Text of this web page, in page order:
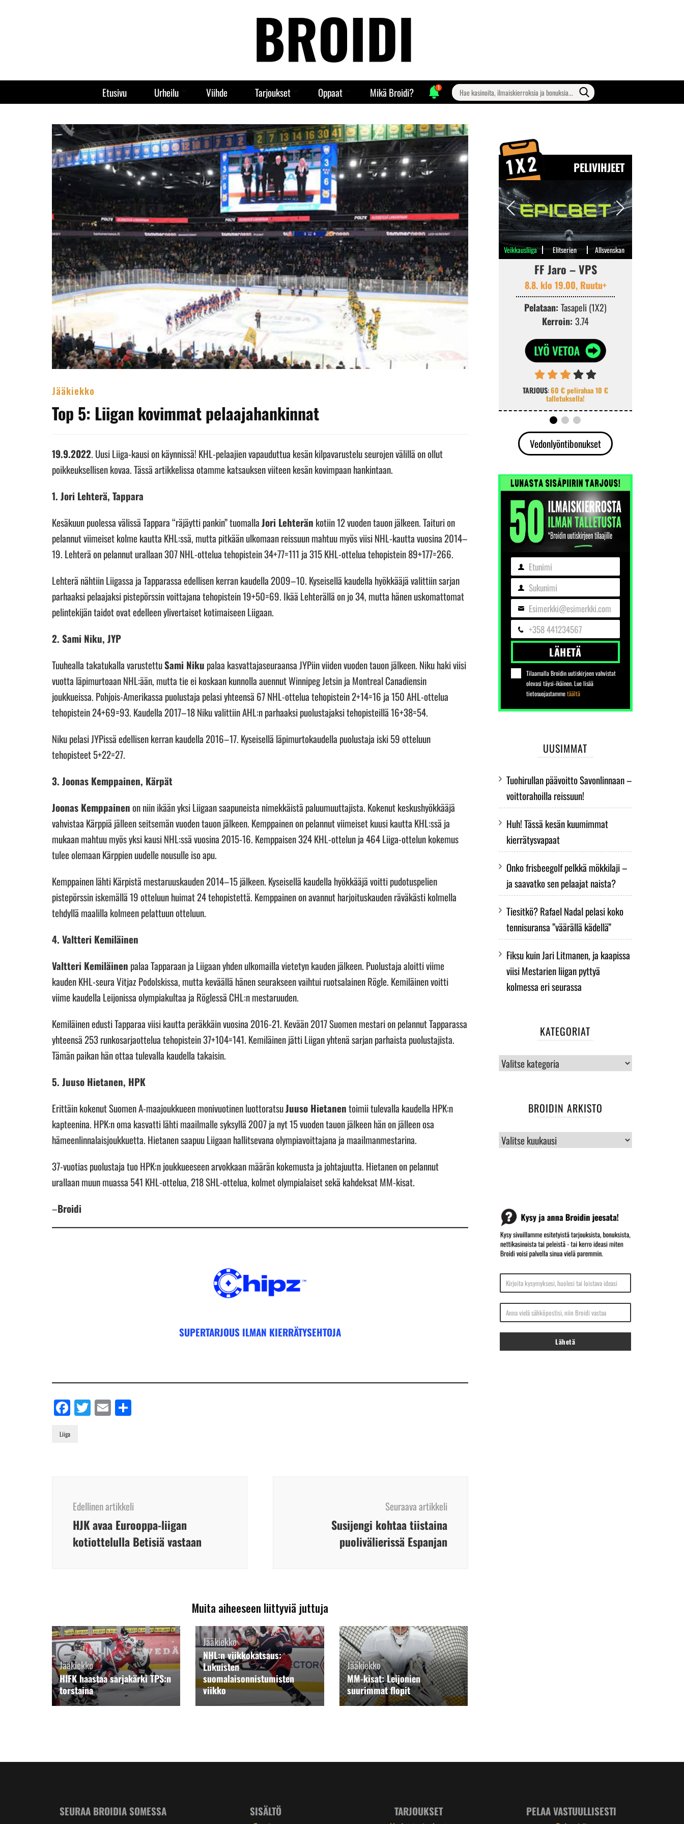
Etusivu Urheilu Viihde Tarjoukset Oppaat Mikä Broidi? 1
Search
for:
Jääkiekko
Top 5: Liigan kovimmat pelaajahankinnat
19.9.2022. Uusi Liiga-kausi on käynnissä! KHL-pelaajien vapauduttua kesän kilpavarustelu seurojen välillä on ollut
poikkeuksellisen kovaa. Tässä artikkelissa otamme katsauksen viiteen kesän kovimpaan hankintaan.
1. Jori Lehterä, Tappara
Kesäkuun puolessa välissä Tappara “räjäytti pankin” tuomallaJori Lehterän kotiin 12 vuoden tauon jälkeen. Taituri on
pelannut viimeiset kolme kautta KHL:ssä, mutta pitkään ulkomaan reissuun mahtuu myös viisi NHL-kautta vuosina 2014–
19. Lehterä on pelannut urallaan 307 NHL-ottelua tehopistein 34+77=111 ja 315 KHL-ottelua tehopistein 89+177=266.
Lehterä nähtiin Liigassa ja Tapparassa edellisen kerran kaudella 2009–10. Kyseisellä kaudella hyökkääjä valittiin sarjan
parhaaksi pelaajaksi pistepörssin voittajana tehopistein 19+50=69. Ikää Lehterällä on jo 34, mutta hänen uskomattomat
pelintekijän taidot ovat edelleen ylivertaiset kotimaiseen Liigaan.
2. Sami Niku, JYP
Tuuhealla takatukalla varustettuSami Niku palaa kasvattajaseuraansa JYPiin viiden vuoden tauon jälkeen. Niku haki viisi
vuotta läpimurtoaan NHL:ään, mutta tie ei koskaan kunnolla auennut Winnipeg Jetsin ja Montreal Canadiensin
joukkueissa. Pohjois-Amerikassa puolustaja pelasi yhteensä 67 NHL-ottelua tehopistein 2+14=16 ja 150 AHL-ottelua
tehopistein 24+69=93. Kaudella 2017–18 Niku valittiin AHL:n parhaaksi puolustajaksi tehopisteillä 16+38=54.
Niku pelasi JYPissä edellisen kerran kaudella 2016–17. Kyseisellä läpimurtokaudella puolustaja iski 59 otteluun
tehopisteet 5+22=27.
3. Joonas Kemppainen, Kärpät
Joonas Kemppainenon niin ikään yksi Liigaan saapuneista nimekkäistä paluumuuttajista. Kokenut keskushyökkääjä
vahvistaa Kärppiä jälleen seitsemän vuoden tauon jälkeen. Kemppainen on pelannut viimeiset kuusi kautta KHL:ssä ja
mukaan mahtuu myös yksi kausi NHL:ssä vuosina 2015-16. Kemppaisen 324 KHL-ottelun ja 464 Liiga-ottelun kokemus
tulee olemaan Kärppien uudelle nousulle iso apu.
Kemppainen lähti Kärpistä mestaruuskauden 2014–15 jälkeen. Kyseisellä kaudella hyökkääjä voitti pudotuspelien
pistepörssin iskemällä 19 otteluun huimat 24 tehopistettä. Kemppainen on avannut harjoituskauden räväkästi kolmella
tehdyllä maalilla kolmeen pelattuun otteluun.
4. Valtteri Kemiläinen
Valtteri Kemiläinen palaa Tapparaan ja Liigaan yhden ulkomailla vietetyn kauden jälkeen. Puolustaja aloitti viime
kauden KHL-seura Vitjaz Podolskissa, mutta keväällä hänen seurakseen vaihtui ruotsalainen Rögle. Kemiläinen voitti
viime kaudella Leijonissa olympiakultaa ja Röglessä CHL:n mestaruuden.
Kemiläinen edusti Tapparaa viisi kautta peräkkäin vuosina 2016-21. Kevään 2017 Suomen mestari on pelannut Tapparassa
yhteensä 253 runkosarjaottelua tehopistein 37+104=141. Kemiläinen jätti Liigan yhtenä sarjan parhaista puolustajista.
Tämän paikan hän ottaa tulevalla kaudella takaisin.
5. Juuso Hietanen, HPK
Erittäin kokenut Suomen A-maajoukkueen monivuotinen luottoratsuJuuso Hietanentoimii tulevalla kaudella HPK:n
kapteenina. HPK:n oma kasvatti lähti maailmalle syksyllä 2007 ja nyt 15 vuoden tauon jälkeen hän on jälleen osa
hämeenlinnalaisjoukkuetta. Hietanen saapuu Liigaan hallitsevana olympiavoittajana ja maailmanmestarina.
37-vuotias puolustaja tuo HPK:n joukkueeseen arvokkaan määrän kokemusta ja johtajuutta. Hietanen on pelannut
urallaan muun muassa 541 KHL-ottelua, 218 SHL-ottelua, kolmet olympialaiset sekä kahdeksat MM-kisat.
–Broidi
SUPERTARJOUS ILMAN KIERRÄTYSEHTOJA
Facebook
Twitter
Email
Liiga
selaus
Edellinen artikkeli
HJK avaa Eurooppa-liigan
kotiottelulla Betisiä vastaan
Seuraava artikkeli
Susijengi kohtaa tiistaina
puolivälierissä Espanjan
Muita aiheeseen liittyviä juttuja
Jääkiekko
HIFK haastaa sarjakärki TPS:n
torstaina
Jääkiekko
NHL:n viikkokatsaus:
Lukuisten
suomalaisonnistumisten
viikko
Jääkiekko
MM-kisat: Leijonien
suurimmat flopit
PELIVIHJEET
FF Jaro – VPS
8.8. klo 19.00, Ruutu+
Pelataan: Tasapeli (1X2)
Kerroin: 3.74
TARJOUS:60 € pelirahaa 10 €
talletuksella!
Veikkausliiga Elitserien Allsvenskan
Vedonlyöntibonukset
EtunimiEtunimi
SukunimiSukunimi
SähköpostiEsimerkki@esimerkki.com
Puhelin+358 441234567
LÄHETÄ
Tilaamalla Broidin uutiskirjeen vahvistat
olevasi täysi-ikäinen. Lue lisää
tietosuojastammetäältä
UUSIMMAT
Tuohirullan päävoitto Savonlinnaan –
voittorahoilla reissuun!
Huh! Tässä kesän kuumimmat
kierrätysvapaat
Onko frisbeegolf pelkkä mökkilaji –
ja saavatko sen pelaajat naista?
Tiesitkö? Rafael Nadal pelasi koko
tennisuransa ”väärällä kädellä”
Fiksu kuin Jari Litmanen, ja kaapissa
viisi Mestarien liigan pyttyä
kolmessa eri seurassa
KATEGORIAT
Kategoriat
BROIDIN ARKISTO
BROIDIN
Kirjoita kysymyksesi, huolesi tai loistava ideasi
Anna vielä sähköpostisi, niin Broidi vastaa
Lähetä
SEURAA BROIDIA SOMESSA
SISÄLTÖ
TARJOUKSET
PELAA VASTUULLISESTI